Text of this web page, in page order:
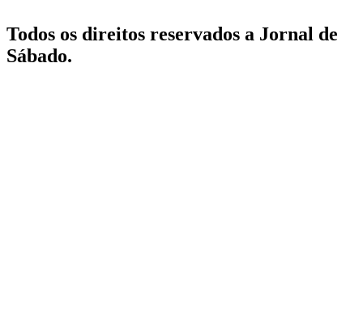
Todos os direitos reservados a Jornal de
Sábado.